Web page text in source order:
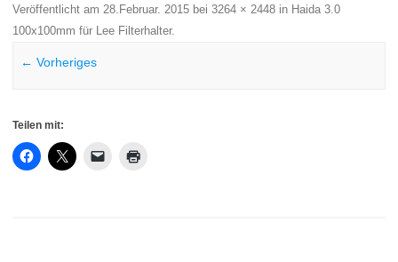
Veröffentlicht am 28.Februar. 2015 bei 3264 × 2448 in Haida 3.0
100x100mm für Lee Filterhalter.
← Vorheriges
Teilen mit: